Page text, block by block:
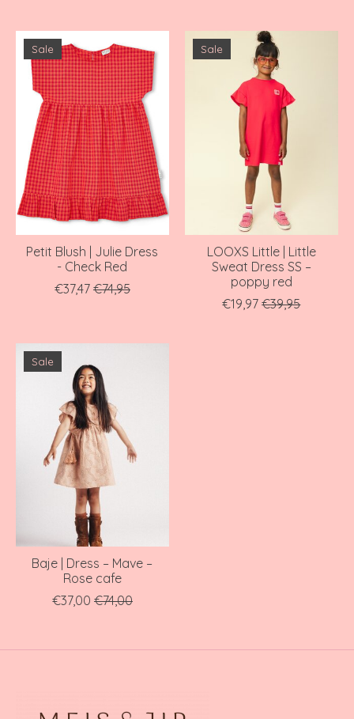
Sale
Petit Blush | Julie Dress
- Check Red
€37,47 €74,95
Sale
LOOXS Little | Little
Sweat Dress SS –
poppy red
€19,97 €39,95
Sale
Baje | Dress – Mave –
Rose cafe
€37,00 €74,00